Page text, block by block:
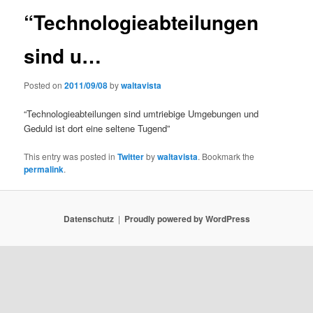
“Technologieabteilungen
sind u…
Posted on2011/09/08bywaltavista
“Technologieabteilungen sind umtriebige Umgebungen und
Geduld ist dort eine seltene Tugend”
This entry was posted inTwitterbywaltavista. Bookmark the
permalink.
Datenschutz Proudly powered by WordPress